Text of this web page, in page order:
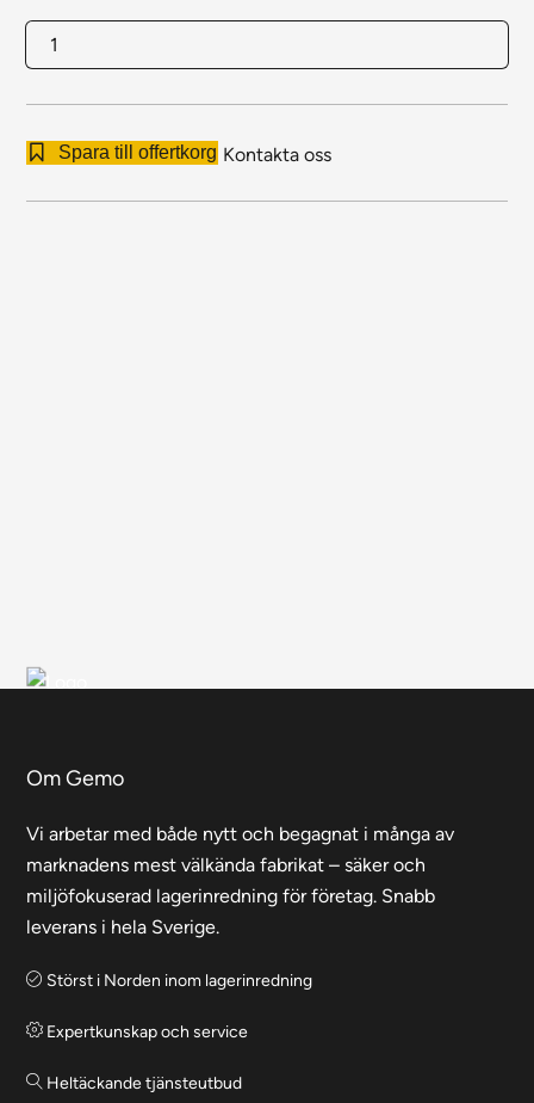
Rasnät
mängd
Spara till offertkorg Kontakta oss
Om Gemo
Vi arbetar med både nytt och begagnat i många av
marknadens mest välkända fabrikat – säker och
miljöfokuserad lagerinredning för företag. Snabb
leverans i hela Sverige.
Störst i Norden inom lagerinredning
Expertkunskap och service
Heltäckande tjänsteutbud